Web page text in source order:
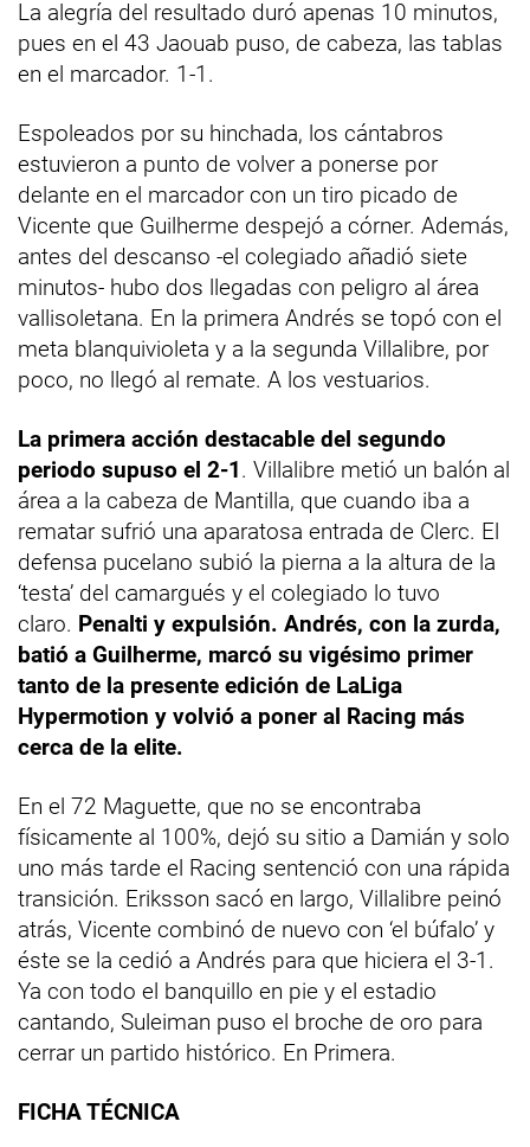
La alegría del resultado duró apenas 10 minutos,
pues en el 43 Jaouab puso, de cabeza, las tablas
en el marcador. 1-1.
Espoleados por su hinchada, los cántabros
estuvieron a punto de volver a ponerse por
delante en el marcador con un tiro picado de
Vicente que Guilherme despejó a córner. Además,
antes del descanso -el colegiado añadió siete
minutos- hubo dos llegadas con peligro al área
vallisoletana. En la primera Andrés se topó con el
meta blanquivioleta y a la segunda Villalibre, por
poco, no llegó al remate. A los vestuarios.
La primera acción destacable del segundo
periodo supuso el 2-1. Villalibre metió un balón al
área a la cabeza de Mantilla, que cuando iba a
rematar sufrió una aparatosa entrada de Clerc. El
defensa pucelano subió la pierna a la altura de la
‘testa’ del camargués y el colegiado lo tuvo
claro. Penalti y expulsión. Andrés, con la zurda,
batió a Guilherme, marcó su vigésimo primer
tanto de la presente edición de LaLiga
Hypermotion y volvió a poner al Racing más
cerca de la elite.
En el 72 Maguette, que no se encontraba
físicamente al 100%, dejó su sitio a Damián y solo
uno más tarde el Racing sentenció con una rápida
transición. Eriksson sacó en largo, Villalibre peinó
atrás, Vicente combinó de nuevo con ‘el búfalo’ y
éste se la cedió a Andrés para que hiciera el 3-1.
Ya con todo el banquillo en pie y el estadio
cantando, Suleiman puso el broche de oro para
cerrar un partido histórico. En Primera.
FICHA TÉCNICA